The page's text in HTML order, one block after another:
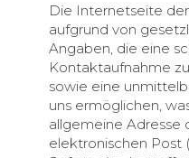
Die Internetseite
aufgrund von
Angaben, die eine
Kontaktaufnahme
sowie eine
uns ermöglichen,
allgemeine Adresse
elektronischen Post